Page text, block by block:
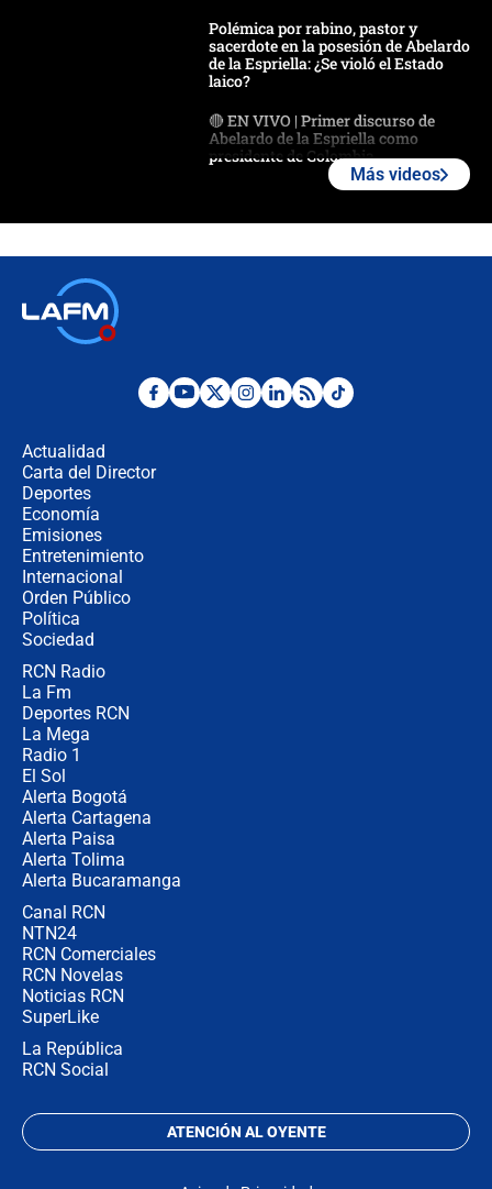
Polémica por rabino, pastor y
sacerdote en la posesión de Abelardo
de la Espriella: ¿Se violó el Estado
laico?
🔴 EN VIVO | Primer discurso de
Abelardo de la Espriella como
presidente de Colombia
Desde dermatitis hasta infecciones:
Más videos
Actualidad
Carta del Director
Deportes
Economía
Emisiones
Entretenimiento
Internacional
Orden Público
Política
Sociedad
RCN Radio
La Fm
Deportes RCN
La Mega
Radio 1
El Sol
Alerta Bogotá
Alerta Cartagena
Alerta Paisa
Alerta Tolima
Alerta Bucaramanga
Canal RCN
NTN24
RCN Comerciales
RCN Novelas
Noticias RCN
SuperLike
La República
RCN Social
ATENCIÓN AL OYENTE